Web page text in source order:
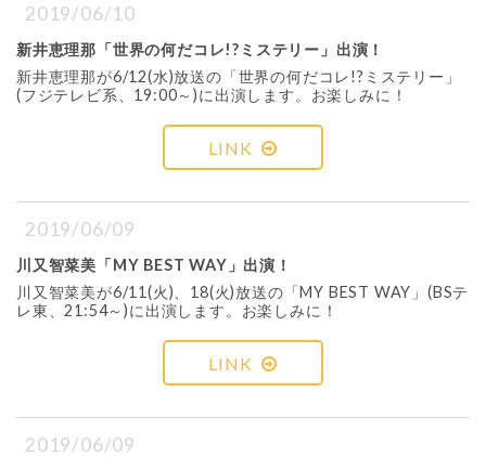
2019/06/10
新井恵理那「世界の何だコレ!?ミステリー」出演！
新井恵理那が6/12(水)放送の「世界の何だコレ!?ミステリー」
(フジテレビ系、19:00～)に出演します。お楽しみに！
LINK
2019/06/09
川又智菜美「MY BEST WAY」出演！
川又智菜美が6/11(火)、18(火)放送の「MY BEST WAY」(BSテ
レ東、21:54～)に出演します。お楽しみに！
LINK
2019/06/09